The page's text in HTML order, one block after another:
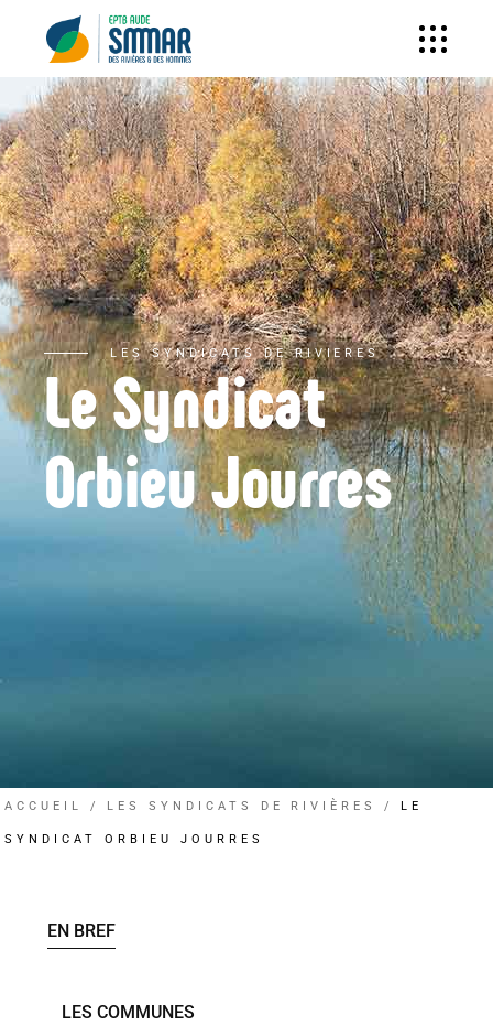
LES SYNDICATS DE RIVIERES
Le Syndicat
Orbieu Jourres
ACCUEIL LES SYNDICATS DE RIVIÈRES LE
SYNDICAT ORBIEU JOURRES
EN BREF
LES COMMUNES